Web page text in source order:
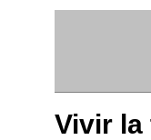
Vivir la